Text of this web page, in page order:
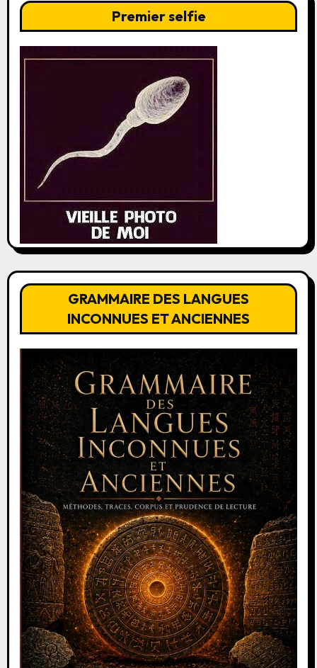
Premier selfie
GRAMMAIRE DES LANGUES
INCONNUES ET ANCIENNES